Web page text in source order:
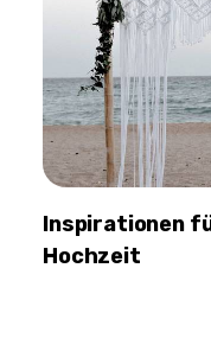
Inspirationen
Hochzeit